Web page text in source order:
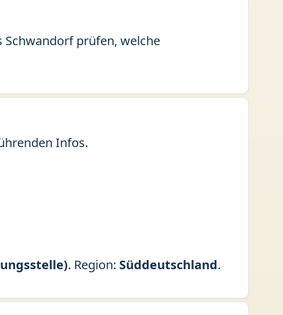
Schwandorf prüfen, welche
Infos.
. Region: Süddeutschland.